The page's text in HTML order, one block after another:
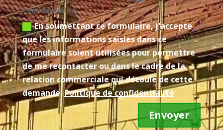
Confidentialité
En soumettant ce formulaire, j'accepte
que les informations saisies dans ce
formulaire soient utilisées pour permettre
de me recontacter ou dans le cadre de la
relation commerciale qui découle de cette
demande.Politique de confidentialité
Envoyer